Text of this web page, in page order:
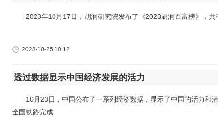
2023年10月17日，胡润研究院发布了《2023胡润百富榜》，共
2023-10-25 10:12
透过数据显示中国经济发展的活力
10月23日，中国公布了一系列经济数据，显示了中国的活力和
全国铁路完成